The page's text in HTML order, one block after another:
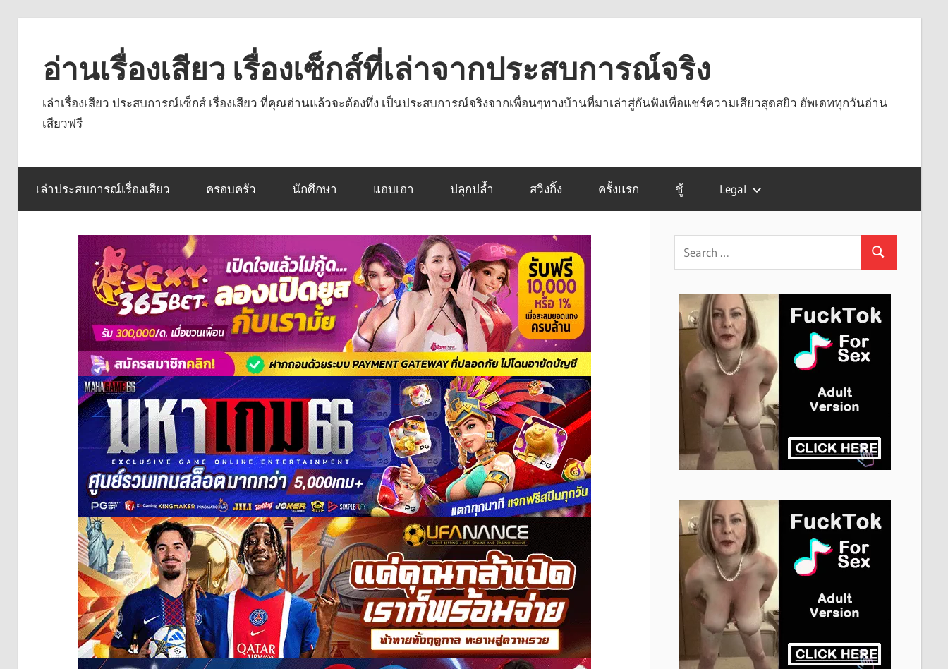
contentอ่านเรื่องเสียว เรื่องเซ็กส์ที่เล่าจากประสบการณ์จริง
เล่าเรื่องเสียว ประสบการณ์เซ็กส์ เรื่องเสียว ที่คุณอ่านแล้วจะต้องทึ่ง เป็นประสบการณ์จริงจากเพื่อนๆทางบ้านที่มาเล่าสู่กันฟังเพื่อแชร์ความเสียวสุดสยิว อัพเดททุกวันอ่าน
เสียวฟรี
เล่าประสบการณ์เรื่องเสียว ครอบครัว นักศึกษา แอบเอา ปลุกปล้ำ สวิงกิ้ง ครั้งแรก ชู้ Legal